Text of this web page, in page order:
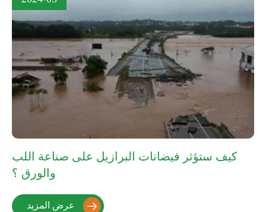
كيف ستؤثر فيضانات البرازيل على صناعة اللب
والورق ؟
